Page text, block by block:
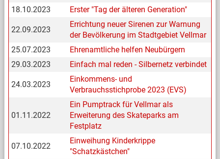
18.10.2023
Erster "Tag der älteren Generation"
22.09.2023
Errichtung neuer Sirenen zur Warnung
der Bevölkerung im Stadtgebiet Vellmar
25.07.2023
Ehrenamtliche helfen Neubürgern
29.03.2023
Einfach mal reden - Silbernetz verbindet
24.03.2023
Einkommens- und
Verbrauchsstichprobe 2023 (EVS)
01.11.2022
Ein Pumptrack für Vellmar als
Erweiterung des Skateparks am
Festplatz
07.10.2022
Einweihung Kinderkrippe
"Schatzkästchen"